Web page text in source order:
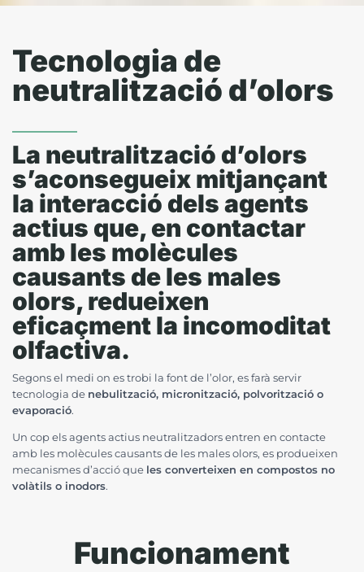
Tecnologia de
neutralització d’olors
La neutralització d’olors
s’aconsegueix mitjançant
la interacció dels agents
actius que, en contactar
amb les molècules
causants de les males
olors, redueixen
eficaçment la incomoditat
olfactiva.
Segons el medi on es trobi la font de l’olor, es farà servir
tecnologia de nebulització, micronització, polvorització o
evaporació.
Un cop els agents actius neutralitzadors entren en contacte
amb les molècules causants de les males olors, es produeixen
mecanismes d’acció que les converteixen en compostos no
volàtils o inodors.
Funcionament